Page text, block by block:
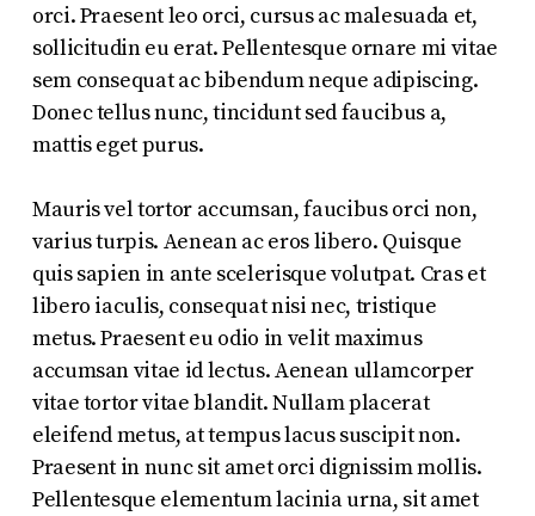
orci. Praesent leo orci, cursus ac malesuada et,
sollicitudin eu erat. Pellentesque ornare mi vitae
sem consequat ac bibendum neque adipiscing.
Donec tellus nunc, tincidunt sed faucibus a,
mattis eget purus.
Mauris vel tortor accumsan, faucibus orci non,
varius turpis. Aenean ac eros libero. Quisque
quis sapien in ante scelerisque volutpat. Cras et
libero iaculis, consequat nisi nec, tristique
metus. Praesent eu odio in velit maximus
accumsan vitae id lectus. Aenean ullamcorper
vitae tortor vitae blandit. Nullam placerat
eleifend metus, at tempus lacus suscipit non.
Praesent in nunc sit amet orci dignissim mollis.
Pellentesque elementum lacinia urna, sit amet